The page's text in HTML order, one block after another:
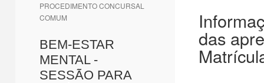
PROCEDIMENTO CONCURSAL
COMUM
BEM-ESTAR
MENTAL -
SESSÃO PARA
das